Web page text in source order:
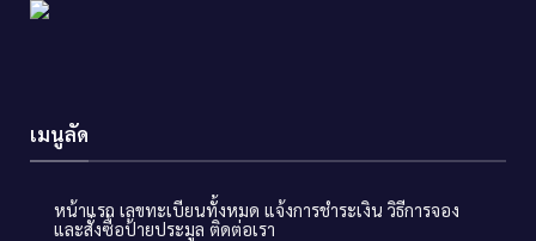
เมนูลัด
หน้าแรก เลขทะเบียนทั้งหมด แจ้งการชำระเงิน วิธีการจอง
และสั่งซื้อป้ายประมูล ติดต่อเรา